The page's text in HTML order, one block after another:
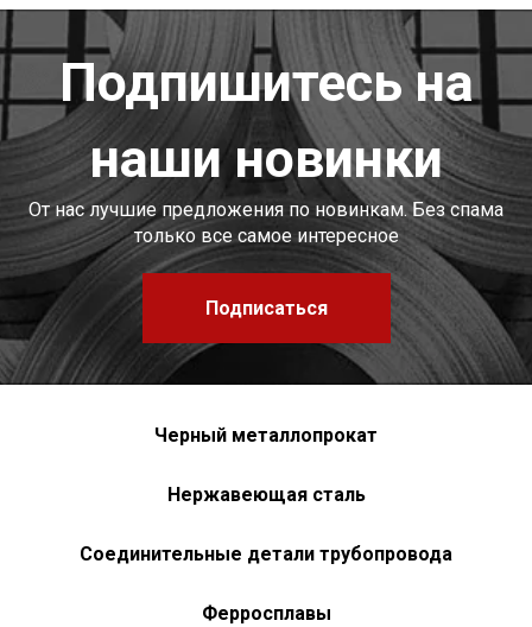
Подпишитесь на
наши новинки
От нас лучшие предложения по новинкам. Без спама
только все самое интересное
Подписаться
Черный металлопрокат
Нержавеющая сталь
Соединительные детали трубопровода
Ферросплавы